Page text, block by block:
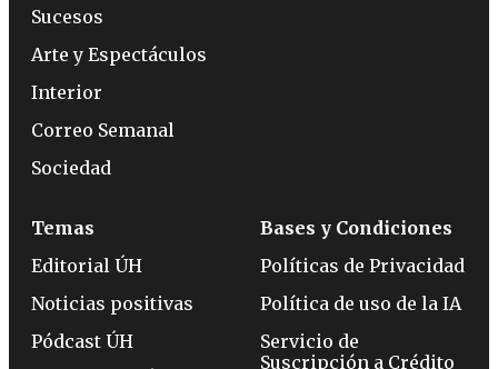
Sucesos
Arte y Espectáculos
Interior
Correo Semanal
Sociedad
Temas
Editorial ÚH
Noticias positivas
Pódcast ÚH
Bases y Condiciones
Políticas de Privacidad
Política de uso de la IA
Servicio de
Suscripción a Crédito